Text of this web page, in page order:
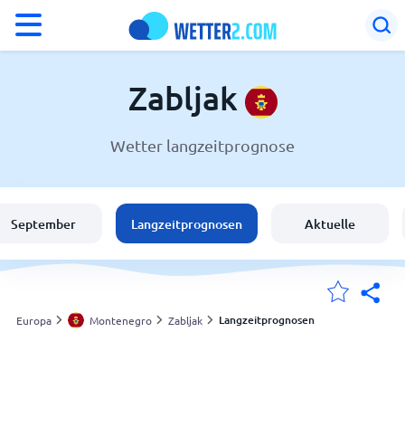
Wetter in Zabljak
Schweiz
Deutschland
Zabljak
Wetter langzeitprognose
September Langzeitprognosen Aktuelle
Europa Montenegro Zabljak Langzeitprognosen